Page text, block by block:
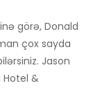
görə, Donald
çox sayda
Jason
&